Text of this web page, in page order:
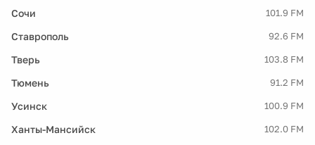
Сочи 101.9 FM
Ставрополь 92.6 FM
Тверь 103.8 FM
Тюмень 91.2 FM
Усинск 100.9 FM
Ханты-Мансийск 102.0 FM